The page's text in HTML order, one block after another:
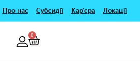
Про нас Субсидії Кар’єра Локації
0